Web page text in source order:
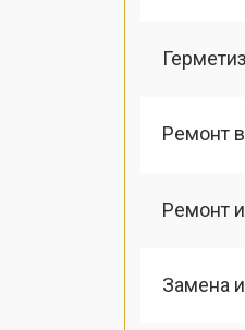
Ремонт
Ремонт
Замена